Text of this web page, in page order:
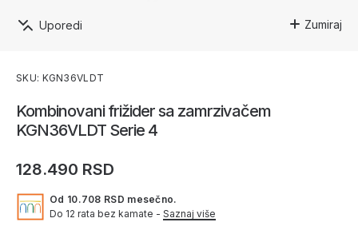
Zumiraj
Uporedi
Kombinovani frižider sa zamrzivačem
KGN36VLDT Serie 4
128.490 RSD
Od 10.708 RSD mesečno.
Do 12 rata bez kamate - Saznaj više
SKU: KGN36VLDT